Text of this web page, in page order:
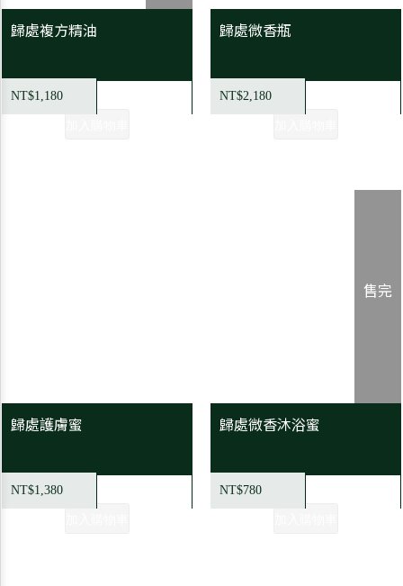
歸處複方精油
NT$1,180
歸處微香瓶
NT$2,180
歸處護膚蜜
NT$1,380
售完
歸處微香沐浴蜜
NT$780